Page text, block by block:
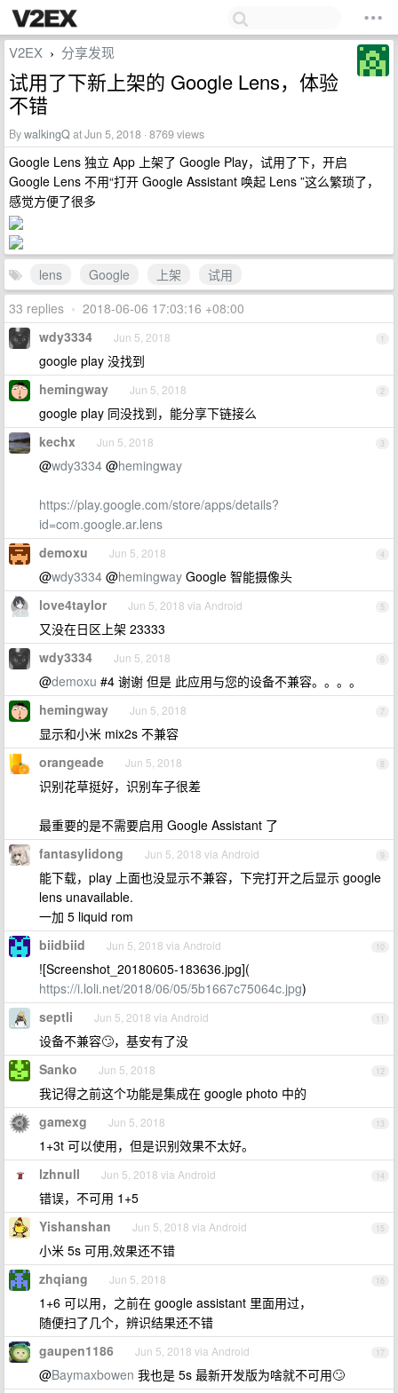
V2EX › 分享发现
试用了下新上架的 Google Lens，体验
不错
BywalkingQat Jun 5, 2018 · 8769 views
Google Lens 独立 App 上架了 Google Play，试用了下，开启
Google Lens 不用“打开 Google Assistant 唤起 Lens ”这么繁琐了，
感觉方便了很多
lens Google 上架
试用
33 replies • 2018-06-06 17:03:16 +08:00
1
wdy3334 Jun 5, 2018
google play 没找到
2
hemingway Jun 5, 2018
google play 同没找到，能分享下链接么
3
kechx Jun 5, 2018
@wdy3334 @hemingway
https://play.google.com/store/apps/details?
id=com.google.ar.lens
4
demoxu Jun 5, 2018
@wdy3334 @hemingway Google 智能摄像头
5
love4taylor Jun 5, 2018 via Android
又没在日区上架 23333
6
wdy3334 Jun 5, 2018
@demoxu #4 谢谢 但是 此应用与您的设备不兼容。。。。
7
hemingway Jun 5, 2018
显示和小米 mix2s 不兼容
8
orangeade Jun 5, 2018
识别花草挺好，识别车子很差
最重要的是不需要启用 Google Assistant 了
9
fantasylidong Jun 5, 2018 via Android
能下载，play 上面也没显示不兼容，下完打开之后显示 google
lens unavailable.
一加 5 liquid rom
10
biidbiid Jun 5, 2018 via Android
![Screenshot_20180605-183636.jpg](
https://i.loli.net/2018/06/05/5b1667c75064c.jpg)
11
septli Jun 5, 2018 via Android
设备不兼容🙄，基安有了没
12
Sanko Jun 5, 2018
我记得之前这个功能是集成在 google photo 中的
13
gamexg Jun 5, 2018
1+3t 可以使用，但是识别效果不太好。
14
lzhnull Jun 5, 2018 via Android
错误，不可用 1+5
15
Yishanshan Jun 5, 2018 via Android
小米 5s 可用,效果还不错
16
zhqiang Jun 5, 2018
1+6 可以用，之前在 google assistant 里面用过，
随便扫了几个，辨识结果还不错
17
gaupen1186 Jun 5, 2018 via Android
@Baymaxbowen 我也是 5s 最新开发版为啥就不可用🙄